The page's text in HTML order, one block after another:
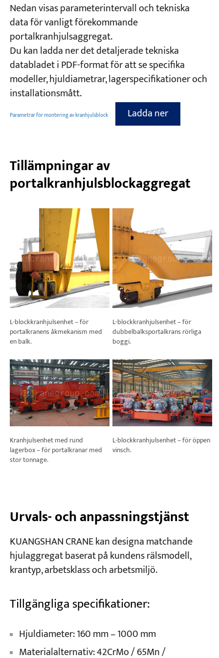
Nedan visas parameterintervall och tekniska
data för vanligt förekommande
portalkranhjulsaggregat.
Du kan ladda ner det detaljerade tekniska
databladet i PDF-format för att se specifika
modeller, hjuldiametrar, lagerspecifikationer och
installationsmått.
Parametrar för montering av kranhjulsblock Ladda ner
Tillämpningar av
portalkranhjulsblockaggregat
L-blockkranhjulsenhet – för
portalkranens åkmekanism med
en balk.
L-blockkranhjulsenhet – för
dubbelbalksportalkrans rörliga
boggi.
Kranhjulsenhet med rund
lagerbox – för portalkranar med
stor tonnage.
L-blockkranhjulsenhet – för öppen
vinsch.
Urvals- och anpassningstjänst
KUANGSHAN CRANE kan designa matchande
hjulaggregat baserat på kundens rälsmodell,
krantyp, arbetsklass och arbetsmiljö.
Tillgängliga specifikationer:
Hjuldiameter: 160 mm – 1000 mm
Materialalternativ: 42CrMo / 65Mn /